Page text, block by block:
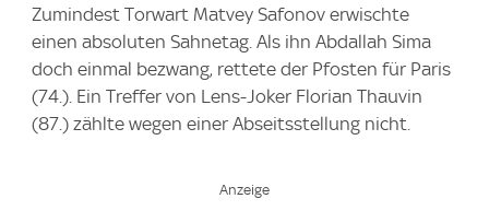
Zumindest Torwart Matvey Safonov erwischte
einen absoluten Sahnetag. Als ihn Abdallah Sima
doch einmal bezwang, rettete der Pfosten für Paris
(74.). Ein Treffer von Lens-Joker Florian Thauvin
(87.) zählte wegen einer Abseitsstellung nicht.